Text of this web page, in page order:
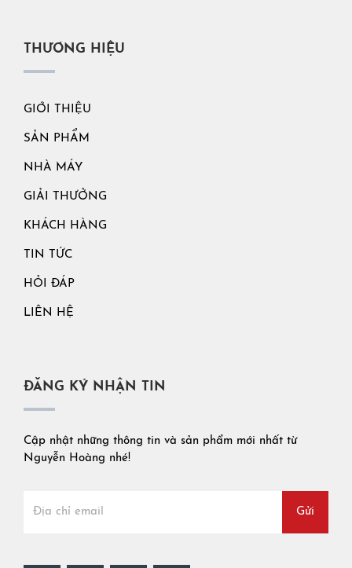
THƯƠNG HIỆU
GIỚI THIỆU
SẢN PHẨM
NHÀ MÁY
GIẢI THƯỞNG
KHÁCH HÀNG
TIN TỨC
HỎI ĐÁP
LIÊN HỆ
ĐĂNG KÝ NHẬN TIN
Cập nhật những thông tin và sản phẩm mới nhất từ
Nguyễn Hoàng nhé!
Gửi